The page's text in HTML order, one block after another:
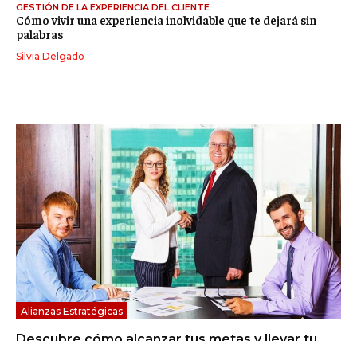
Alianzas Estratégicas
GESTIÓN DE LA EXPERIENCIA DEL CLIENTE
Cómo vivir una experiencia inolvidable que te dejará sin
palabras
Silvia Delgado